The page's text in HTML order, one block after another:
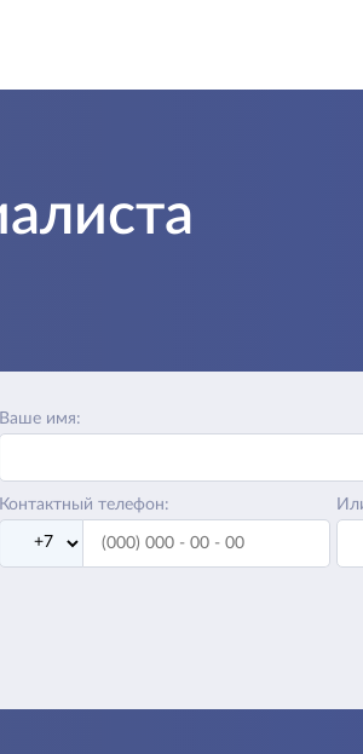
Ваше имя:
Контактный телефон: